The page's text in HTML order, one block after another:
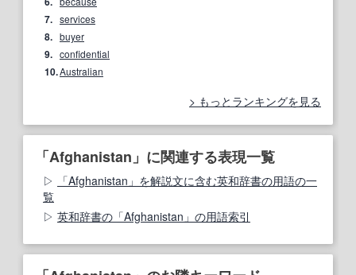
7. services
8. buyer
9. confidential
10.Australian
もっとランキングを見る
「Afghanistan」に関連する表現一覧
「Afghanistan」を解説文に含む英和辞書の用語の一
覧
英和辞書の「Afghanistan」の用語索引